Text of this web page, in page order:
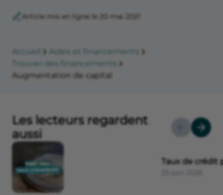
Article mis en ligne le 20 mai 2021
Accueil
Aides et financements
Trouver des financements
Augmentation de capital
Les lecteurs regardent
aussi
Taux de crédit